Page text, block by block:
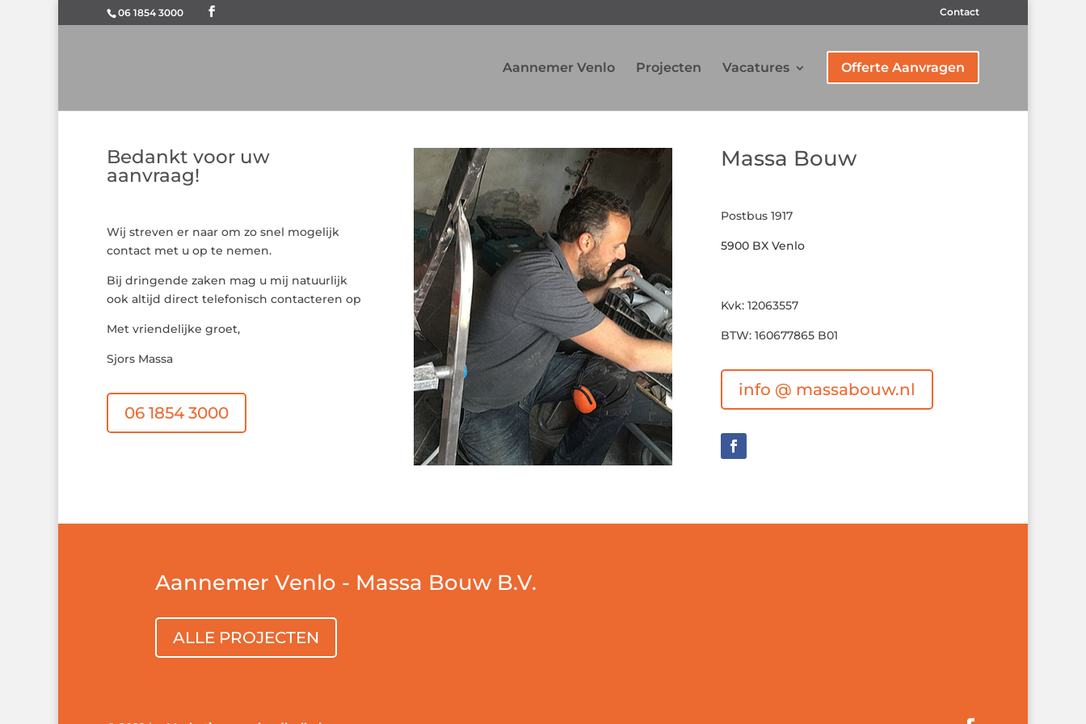
06 1854 3000 Contact
Aannemer Venlo Projecten Vacatures Offerte Aanvragen
Bedankt voor uw
aanvraag!
Wij streven er naar om zo snel mogelijk
contact met u op te nemen.
Bij dringende zaken mag u mij natuurlijk
ook altijd direct telefonisch contacteren op
Met vriendelijke groet,
Sjors Massa
06 1854 3000
Massa Bouw
Postbus 1917
5900 BX Venlo
Kvk: 12063557
BTW: 160677865 B01
info @ massabouw.nl
Aannemer Venlo - Massa Bouw B.V.
ALLE PROJECTEN